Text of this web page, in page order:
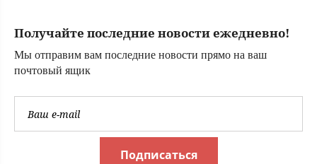
Получайте последние новости ежедневно!
Мы отправим вам последние новости прямо на ваш
почтовый ящик
Подписаться